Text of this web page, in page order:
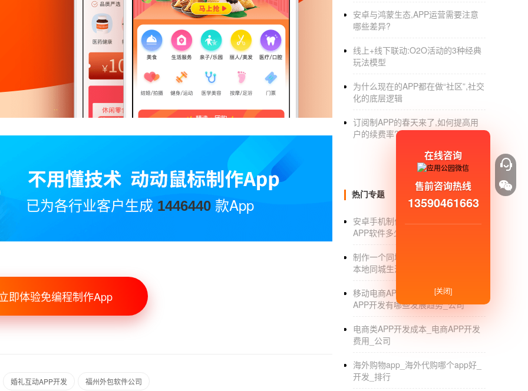
能够运用在工作与学习之中，突破自身的局
户学习到真正的国学知识，让经典一直流传下
深圳app开发公司 能给企业带来什么
1、 应用公园 直面终端客户，了解目标客户需
2、为企业 打通与客 户 沟通互动的渠道。加
3.走差异化路线，精 准 地把握 用户 诉求，
4.进行技术和内容创新，增强产品的核心竞争
阅后即焚app开发 确保隐私安全
网络时代隐私保护起来并不容易，无论是平
能，可以确保自己的隐私安全，在阅后即焚
拥有强大的加密功能，能够确保用户的隐私
已为各行业客户生成 1446440 款App
即体验免编程制作App
婚礼互动APP开发 福州外包软件公司
安卓与鸿蒙生态,APP运营需要注意
哪些差异?
线上+线下联动:O2O活动的3种经典
玩法模型
为什么现在的APP都在做“社区”,社交
化的底层逻辑
订阅制APP的春天来了,如何提高用
户的续费率?
热门专题
安卓手机制作APP_安卓手机制作
APP软件多少钱_费用_流程
制作一个同城app软件价格_做一个
本地同城生活服务类app需要多少钱
移动电商APP开发软件_移动电商
APP开发有哪些发展趋势_公司
电商类APP开发成本_电商APP开发
费用_公司
海外购物app_海外代购哪个app好_
开发_排行
在线咨询
售前咨询热线
13590461663
[关闭]